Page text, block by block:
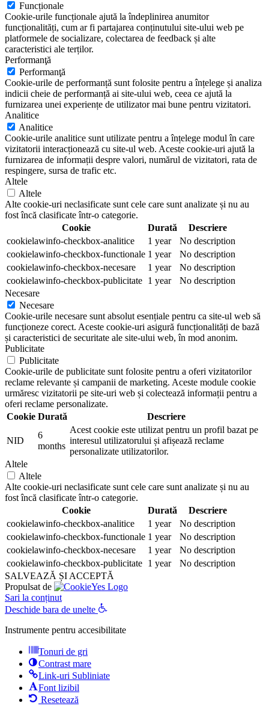
Funcționale
Cookie-urile funcționale ajută la îndeplinirea anumitor
funcționalități, cum ar fi partajarea conținutului site-ului web pe
platformele de socializare, colectarea de feedback și alte
caracteristici ale terților.
Performanţă
Performanţă
Cookie-urile de performanță sunt folosite pentru a înțelege și analiza
indicii cheie de performanță ai site-ului web, ceea ce ajută la
furnizarea unei experiențe de utilizator mai bune pentru vizitatori.
Analitice
Analitice
Cookie-urile analitice sunt utilizate pentru a înțelege modul în care
vizitatorii interacționează cu site-ul web. Aceste cookie-uri ajută la
furnizarea de informații despre valori, numărul de vizitatori, rata de
respingere, sursa de trafic etc.
Altele
Altele
Alte cookie-uri neclasificate sunt cele care sunt analizate și nu au
fost încă clasificate într-o categorie.
Cookie
Durată
Descriere
cookielawinfo-checkbox-analitice
1 year
No description
cookielawinfo-checkbox-functionale 1 year
No description
cookielawinfo-checkbox-necesare
1 year
No description
cookielawinfo-checkbox-publicitate 1 year
No description
Necesare
Necesare
Cookie-urile necesare sunt absolut esențiale pentru ca site-ul web să
funcționeze corect. Aceste cookie-uri asigură funcționalități de bază
și caracteristici de securitate ale site-ului web, în mod anonim.
Publicitate
Publicitate
Cookie-urile de publicitate sunt folosite pentru a oferi vizitatorilor
reclame relevante și campanii de marketing. Aceste module cookie
urmăresc vizitatorii pe site-uri web și colectează informații pentru a
oferi reclame personalizate.
Cookie Durată Descriere
NID
6
months
Acest cookie este utilizat pentru un profil bazat pe
interesul utilizatorului și afișează reclame
personalizate utilizatorilor.
Altele
Altele
Alte cookie-uri neclasificate sunt cele care sunt analizate și nu au
fost încă clasificate într-o categorie.
Cookie
Durată
Descriere
cookielawinfo-checkbox-analitice
1 year
No description
cookielawinfo-checkbox-functionale 1 year
No description
cookielawinfo-checkbox-necesare
1 year
No description
cookielawinfo-checkbox-publicitate 1 year
No description
SALVEAZĂ ȘI ACCEPTĂ
Propulsat de
Sari la conținut
Deschide bara de unelte
Instrumente pentru accesibilitate
Tonuri de gri
Contrast mare
Link-uri Subliniate
Font lizibil
Resetează